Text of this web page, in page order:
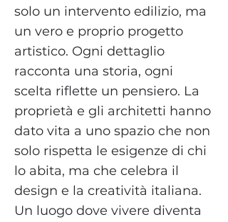
solo un intervento edilizio, ma
un vero e proprio progetto
artistico. Ogni dettaglio
racconta una storia, ogni
scelta riflette un pensiero. La
proprietà e gli architetti hanno
dato vita a uno spazio che non
solo rispetta le esigenze di chi
lo abita, ma che celebra il
design e la creatività italiana.
Un luogo dove vivere diventa